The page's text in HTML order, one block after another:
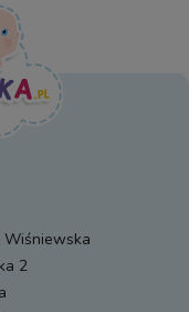
Wiśniewska
2